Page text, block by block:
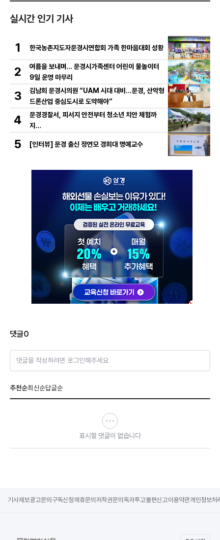
실시간 인기 기사
1 한국농촌지도자문경시연합회 가족 한마음대회 성황
2
여름을 보내며… 문경시가족센터 어린이 물놀이터
9일 운영 마무리
3
김남희 문경시의원 “UAM 시대 대비…문경, 산악형
드론산업 중심도시로 도약해야”
4
문경경찰서, 피서지 안전부터 청소년 치안 체험까
지…
5 [인터뷰] 문경 출신 정연모 경희대 명예교수
댓글0
댓글을 작성하려면 로그인해주세요
추천순최신순답글순
표시할 댓글이 없습니다
기사제보광고문의 구독신청제휴문의 저작권문의 독자투고불편신고이용약관개인정보처